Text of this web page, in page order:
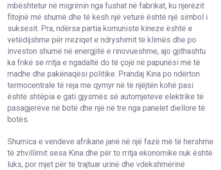
mbështetur në migrimin nga fushat në fabrikat, ku njerëzit
fitojnë më shumë dhe të kesh një veturë është një simbol i
suksesit. Pra, ndërsa partia komuniste kineze është e
vetëdijshme për rreziqet e ndryshimit të klimës dhe po
investon shumë në energjitë e rinovueshme, ajo gjithashtu
ka frikë se rritja e ngadaltë do të çojë në papunësi më të
madhe dhe pakënaqësi politike. Prandaj Kina po ndërton
termocentrale të reja me qymyr në të njëjtën kohë pasi
është shtëpia e gati gjysmës së automjeteve elektrike të
pasagjerëve në botë dhe një në tre nga panelet diellore të
botës.
Shumica e vendeve afrikane janë në një fazë më të hershme
të zhvillimit sesa Kina dhe për to rritja ekonomike nuk është
luks, por mjet për të trajtuar urinë dhe vdekshmërinë